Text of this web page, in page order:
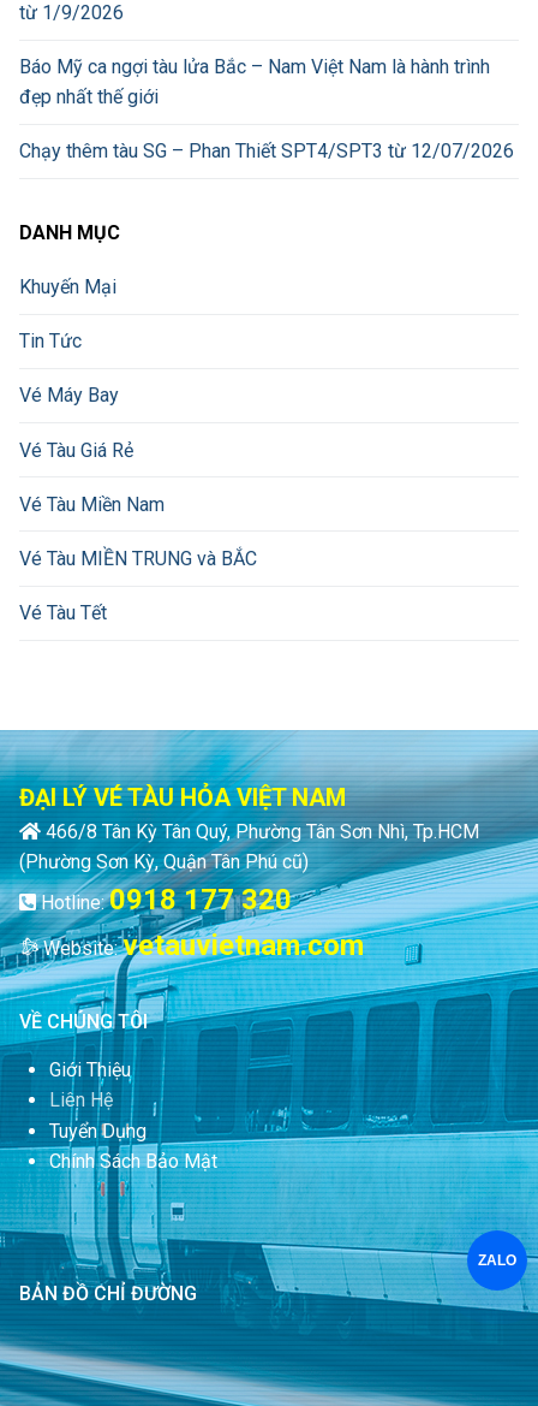
từ 1/9/2026
Báo Mỹ ca ngợi tàu lửa Bắc – Nam Việt Nam là hành trình
đẹp nhất thế giới
Chạy thêm tàu SG – Phan Thiết SPT4/SPT3 từ 12/07/2026
DANH MỤC
Khuyến Mại
Tin Tức
Vé Máy Bay
Vé Tàu Giá Rẻ
Vé Tàu Miền Nam
Vé Tàu MIỀN TRUNG và BẮC
Vé Tàu Tết
ĐẠI LÝ VÉ TÀU HỎA VIỆT NAM
466/8 Tân Kỳ Tân Quý, Phường Tân Sơn Nhì, Tp.HCM
(Phường Sơn Kỳ, Quận Tân Phú cũ)
Hotline:0918 177 320
Website:vetauvietnam.com
VỀ CHÚNG TÔI
Giới Thiệu
Liên Hệ
Tuyển Dụng
Chính Sách Bảo Mật
BẢN ĐỒ CHỈ ĐƯỜNG
ZALO